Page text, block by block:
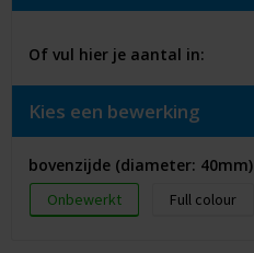
Of vul hier je aantal in:
Kies een bewerking
bovenzijde (diameter: 40mm)
Onbewerkt Full colour